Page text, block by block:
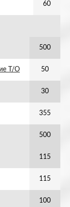
60
500
Т/О 50
30
355
500
115
115
100